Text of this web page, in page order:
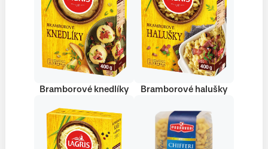
Bramborové knedlíky Bramborové halušky